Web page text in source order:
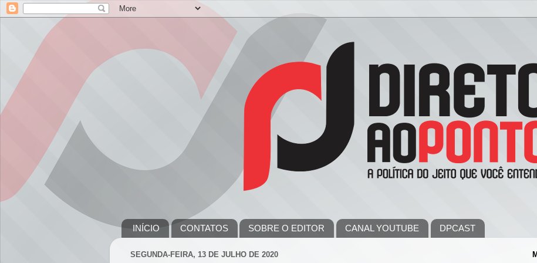
INÍCIO CONTATOS SOBRE O EDITOR CANAL YOUTUBE DPCAST
SEGUNDA-FEIRA, 13 DE JULHO DE 2020